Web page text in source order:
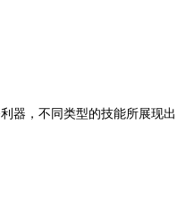
器，不同类型的技能所展现出